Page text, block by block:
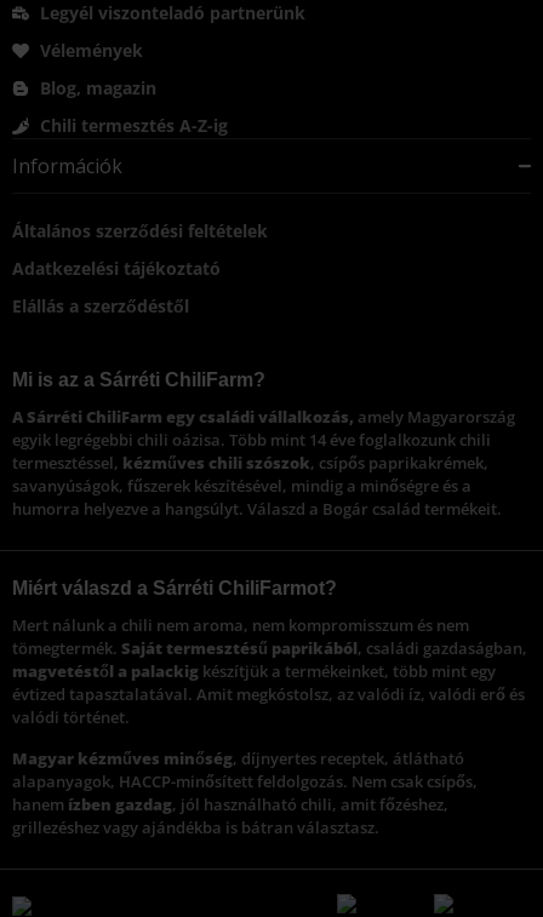
Legyél viszonteladó partnerünk
Vélemények
Blog, magazin
Chili termesztés A-Z-ig
Információk
Általános szerződési feltételek
Adatkezelési tájékoztató
Elállás a szerződéstől
Mi is az a Sárréti ChiliFarm?
A Sárréti ChiliFarm egy családi vállalkozás, amely Magyarország
egyik legrégebbi chili oázisa. Több mint 14 éve foglalkozunk chili
termesztéssel, kézműves chili szószok, csípős paprikakrémek,
savanyúságok, fűszerek készítésével, mindig a minőségre és a
humorra helyezve a hangsúlyt. Válaszd a Bogár család termékeit.
Miért válaszd a Sárréti ChiliFarmot?
Mert nálunk a chili nem aroma, nem kompromisszum és nem
tömegtermék. Saját termesztésű paprikából, családi gazdaságban,
magvetéstől a palackig készítjük a termékeinket, több mint egy
évtized tapasztalatával. Amit megkóstolsz, az valódi íz, valódi erő és
valódi történet.
Magyar kézműves minőség, díjnyertes receptek, átlátható
alapanyagok, HACCP-minősített feldolgozás. Nem csak csípős,
hanem ízben gazdag, jól használható chili, amit főzéshez,
grillezéshez vagy ajándékba is bátran választasz.